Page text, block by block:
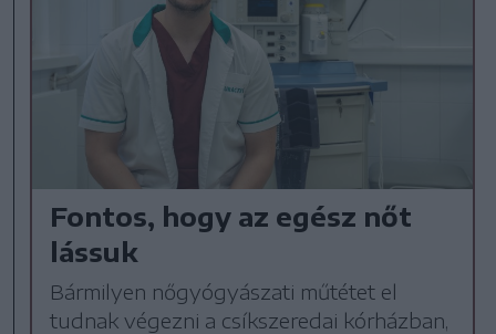
Fontos, hogy az egész nőt
lássuk
Bármilyen nőgyógyászati műtétet el
tudnak végezni a csíkszeredai kórházban,